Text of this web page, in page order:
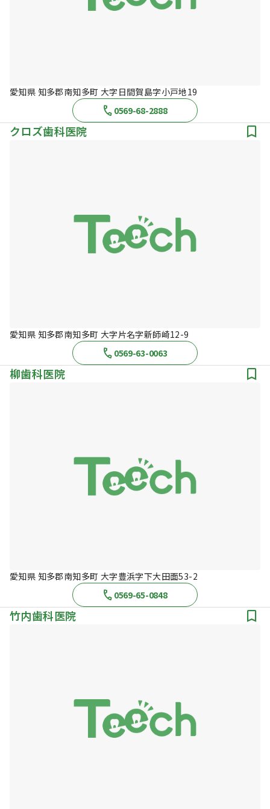
愛知県 知多郡南知多町 大字日間賀島字小戸地19
0569-68-2888
クロズ歯科医院
愛知県 知多郡南知多町 大字片名字新師崎12-9
0569-63-0063
柳歯科医院
愛知県 知多郡南知多町 大字豊浜字下大田面53-2
0569-65-0848
竹内歯科医院